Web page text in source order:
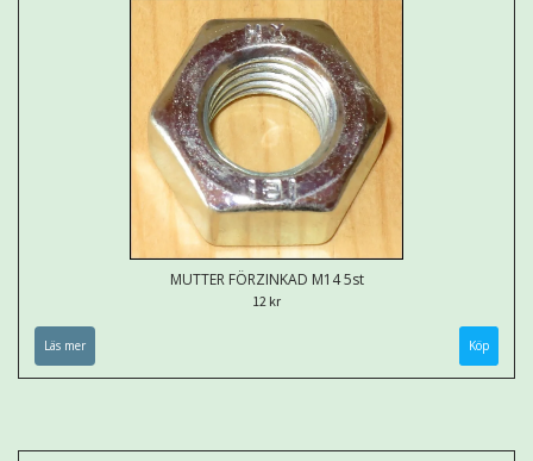
MUTTER FÖRZINKAD M14 5st
12 kr
Läs mer